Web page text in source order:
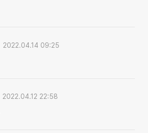
2022.04.14 09:25
2022.04.12 22:58